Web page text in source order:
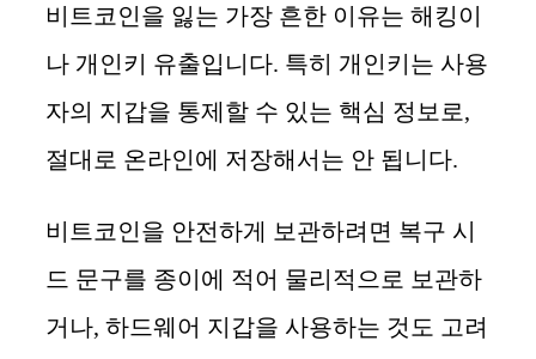
비트코인을 잃는 가장 흔한 이유는 해킹이
나 개인키 유출입니다. 특히 개인키는 사용
자의 지갑을 통제할 수 있는 핵심 정보로,
절대로 온라인에 저장해서는 안 됩니다.
비트코인을 안전하게 보관하려면 복구 시
드 문구를 종이에 적어 물리적으로 보관하
거나, 하드웨어 지갑을 사용하는 것도 고려